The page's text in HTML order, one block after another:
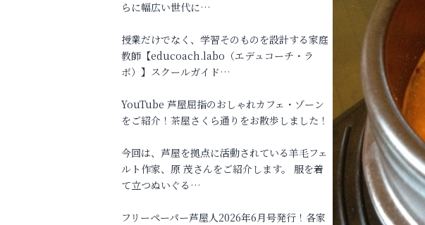
らに幅広い世代に…
授業だけでなく、学習そのものを設計する家庭
教師【educoach.labo（エデュコーチ・ラ
ボ）】スクールガイド…
YouTube 芦屋屈指のおしゃれカフェ・ゾーン
をご紹介！茶屋さくら通りをお散歩しました！
今回は、芦屋を拠点に活動されている羊毛フェ
ルト作家、原 茂さんをご紹介します。 服を着
て立つぬいぐる…
フリーペーパー芦屋人2026年6月号発行！各家